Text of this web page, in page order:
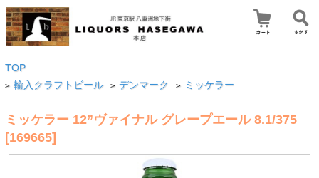
TOP
> 輸入クラフトビール > デンマーク > ミッケラー
ミッケラー 12”ヴァイナル グレープエール 8.1/375
[169665]